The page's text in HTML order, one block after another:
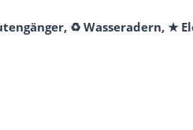
♻ Wasseradern, ★